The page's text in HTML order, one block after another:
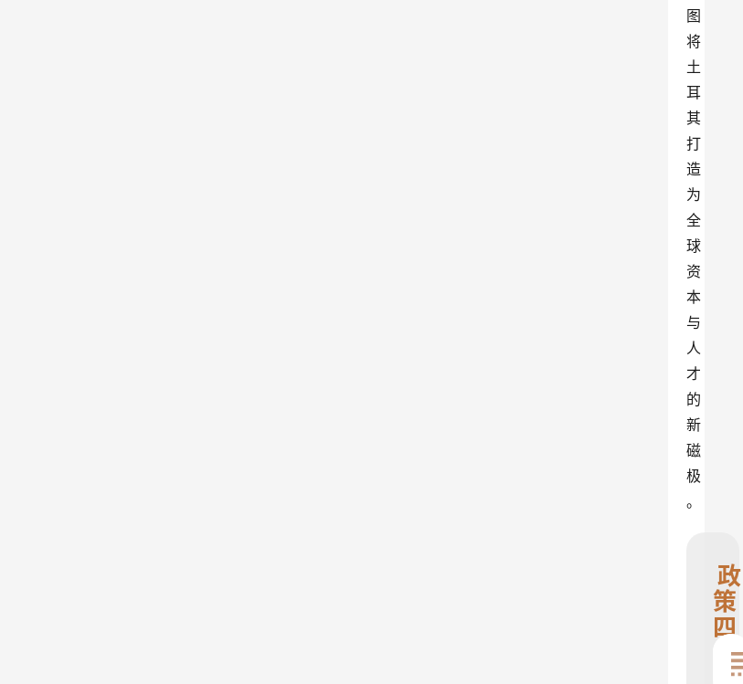
图
将
土
耳
其
打
造
为
全
球
资
本
与
人
才
的
新
磁
极
。
政
策
四
大
核